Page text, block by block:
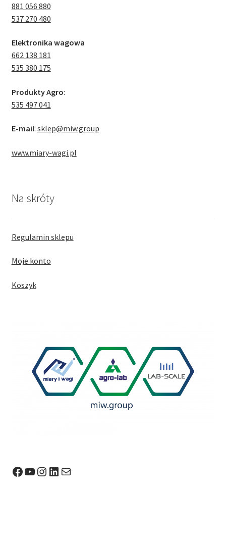
881 056 880
537 270 480
Elektronika wagowa
662 138 181
535 380 175
Produkty Agro:
535 497 041
E-mail: sklep@miw.group
www.miary-wagi.pl
Na skróty
Regulamin sklepu
Moje konto
Koszyk
Facebook
YouTube
Instagram
LinkedIn
Mail